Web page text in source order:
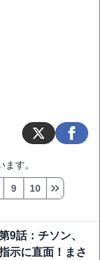
す。
9 10
9話：チソン、
示に直面！まさ